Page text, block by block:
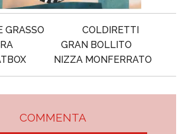
GRASSO
COLDIRETTI
GRAN BOLLITO
NIZZA MONFERRATO
COMMENTA